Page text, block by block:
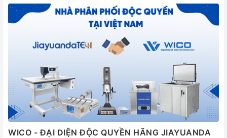
WICO - ĐẠI DIỆN ĐỘC QUYỀN HÃNG JIAYUANDA